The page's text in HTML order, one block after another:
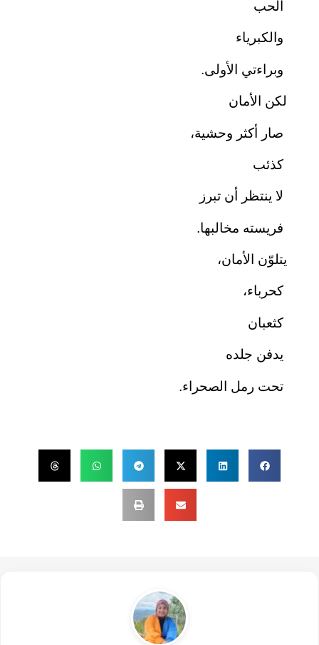
الحب
والكبرياء
وبراءتي الأولى.
لكن الأمان
صار أكثر وحشية،
كذئب
لا ينتظر أن تبرز
فريسته مخالبها.
يتلوّن الأمان،
كحرباء،
كثعبان
يدفن جلده
تحت رمل الصحراء.